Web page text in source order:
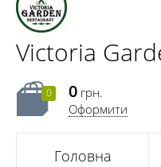
Victoria
0 0 грн.
Оформити
Головна